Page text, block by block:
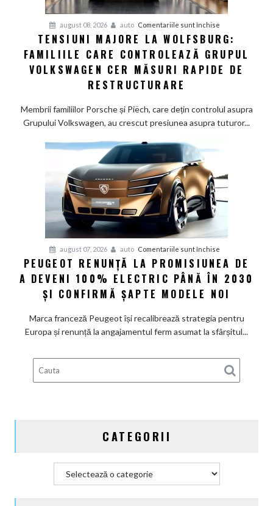
august 08, 2026 auto Comentariile sunt închise
Tensiuni
majore
la
care
măsuri
rapide
de
TENSIUNI MAJORE LA WOLFSBURG:
FAMILIILE CARE CONTROLEAZĂ GRUPUL
VOLKSWAGEN CER MĂSURI RAPIDE DE
RESTRUCTURARE
Membrii familiilor Porsche și Piëch, care dețin controlul asupra
Grupului Volkswagen, au crescut presiunea asupra tuturor...
august 07, 2026 auto Comentariile sunt închise
Peugeot
renunță
la
de
a
electric
până
modele
PEUGEOT RENUNȚĂ LA PROMISIUNEA DE
A DEVENI 100% ELECTRIC PÂNĂ ÎN 2030
ȘI CONFIRMĂ ȘAPTE MODELE NOI
Marca franceză Peugeot își recalibrează strategia pentru
Europa și renunță la angajamentul ferm asumat la sfârșitul...
CATEGORII